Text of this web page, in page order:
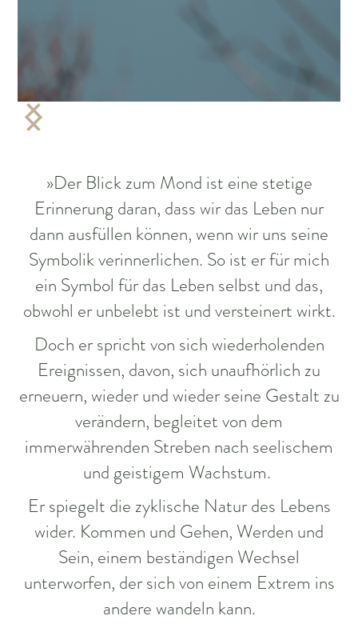
»Der Blick zum Mond ist eine stetige
Erinnerung daran, dass wir das Leben nur
dann ausfüllen können, wenn wir uns seine
Symbolik verinnerlichen. So ist er für mich
ein Symbol für das Leben selbst und das,
obwohl er unbelebt ist und versteinert wirkt.
Doch er spricht von sich wiederholenden
Ereignissen, davon, sich unaufhörlich zu
erneuern, wieder und wieder seine Gestalt zu
verändern, begleitet von dem
immerwährenden Streben nach seelischem
und geistigem Wachstum.
Er spiegelt die zyklische Natur des Lebens
wider. Kommen und Gehen, Werden und
Sein, einem beständigen Wechsel
unterworfen, der sich von einem Extrem ins
andere wandeln kann.